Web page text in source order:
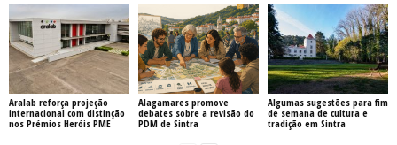
Aralab reforça projeção
internacional com distinção
nos Prémios Heróis PME
Alagamares promove
debates sobre a revisão do
PDM de Sintra
Algumas sugestões para fim
de semana de cultura e
tradição em Sintra